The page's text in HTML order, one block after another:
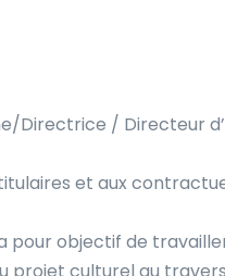
Directrice / Directeur
et aux
objectif de
projet culturel au